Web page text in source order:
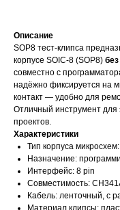
Описание
SOP8 тест-клипса
корпусе SOIC-8 (SOP8)
совместно с
надёжно фиксируется на
контакт — удобно для
Отличный инструмент для
проектов.
Характеристики
Тип корпуса
Назначение:
Интерфейс: 8 pin
Совместимость:
Кабель: ленточный, с